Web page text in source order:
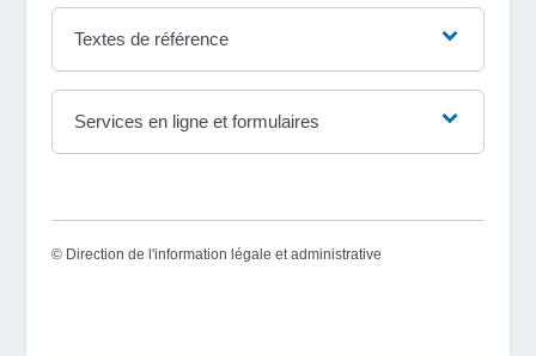
Textes de référence
Services en ligne et formulaires
© Direction de l'information légale et administrative